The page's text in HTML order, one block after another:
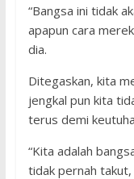
“Bangsa ini tidak
apapun cara
dia.
Ditegaskan, kita
jengkal pun kita
terus demi
“Kita adalah
tidak pernah takut,